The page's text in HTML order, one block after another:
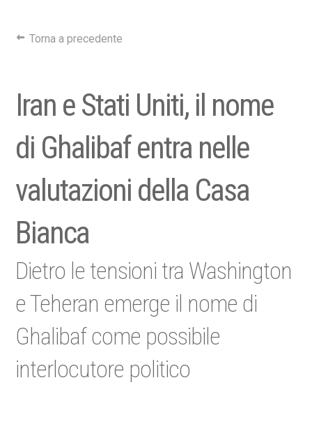
Torna a precedente
Iran e Stati Uniti, il nome
di Ghalibaf entra nelle
valutazioni della Casa
Bianca
Dietro le tensioni tra Washington
e Teheran emerge il nome di
Ghalibaf come possibile
interlocutore politico